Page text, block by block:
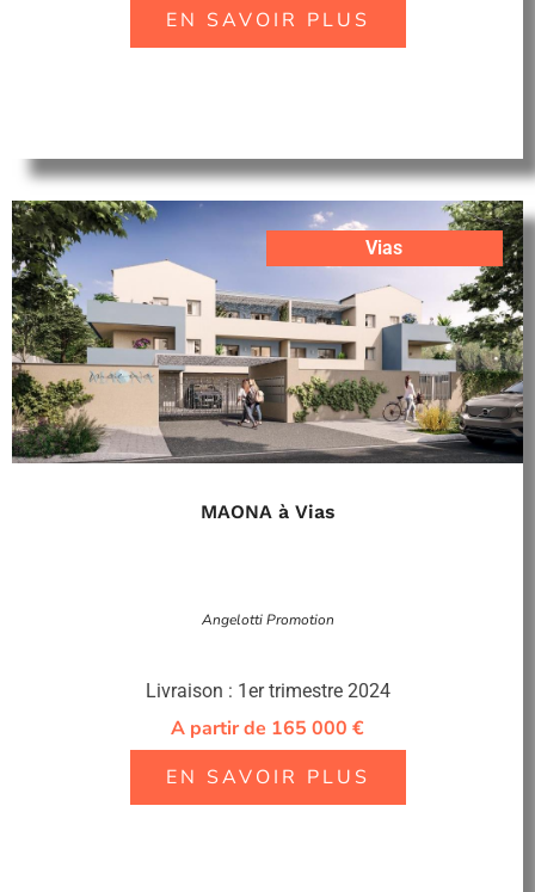
EN SAVOIR PLUS
Vias
MAONA à Vias
Angelotti Promotion
Livraison : 1er trimestre 2024
A partir de 165 000 €
EN SAVOIR PLUS